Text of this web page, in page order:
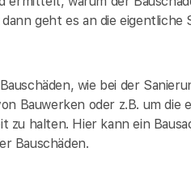
geht es an die eigentliche
wie bei der
Bauwerken oder z.B. um die
zu halten. Hier kann ein
Bauschäden.